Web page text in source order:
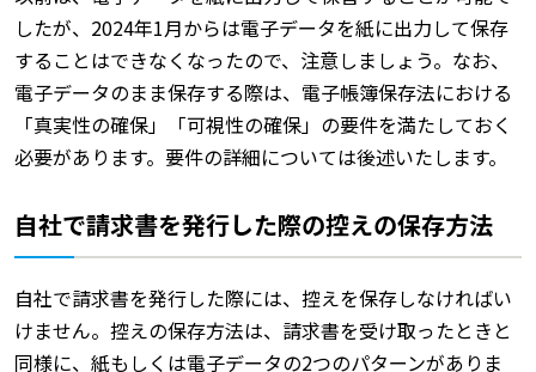
したが、2024年1月からは電子データを紙に出力して保存
することはできなくなったので、注意しましょう。なお、
電子データのまま保存する際は、電子帳簿保存法における
「真実性の確保」「可視性の確保」の要件を満たしておく
必要があります。要件の詳細については後述いたします。
自社で請求書を発行した際の控えの保存方法
自社で請求書を発行した際には、控えを保存しなければい
けません。控えの保存方法は、請求書を受け取ったときと
同様に、紙もしくは電子データの2つのパターンがありま